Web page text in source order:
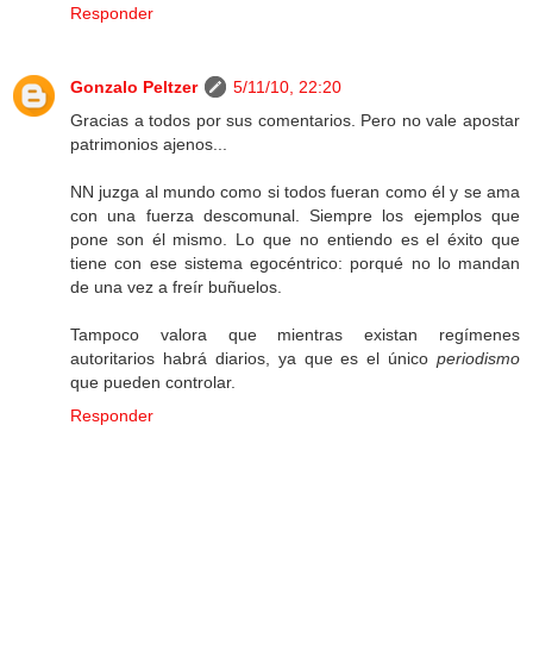
Responder
Gonzalo Peltzer
5/11/10, 22:20
Gracias a todos por sus comentarios. Pero no vale apostar
patrimonios ajenos...
NN juzga al mundo como si todos fueran como él y se ama
con una fuerza descomunal. Siempre los ejemplos que
pone son él mismo. Lo que no entiendo es el éxito que
tiene con ese sistema egocéntrico: porqué no lo mandan
de una vez a freír buñuelos.
Tampoco valora que mientras existan regímenes
autoritarios habrá diarios, ya que es el único periodismo
que pueden controlar.
Responder